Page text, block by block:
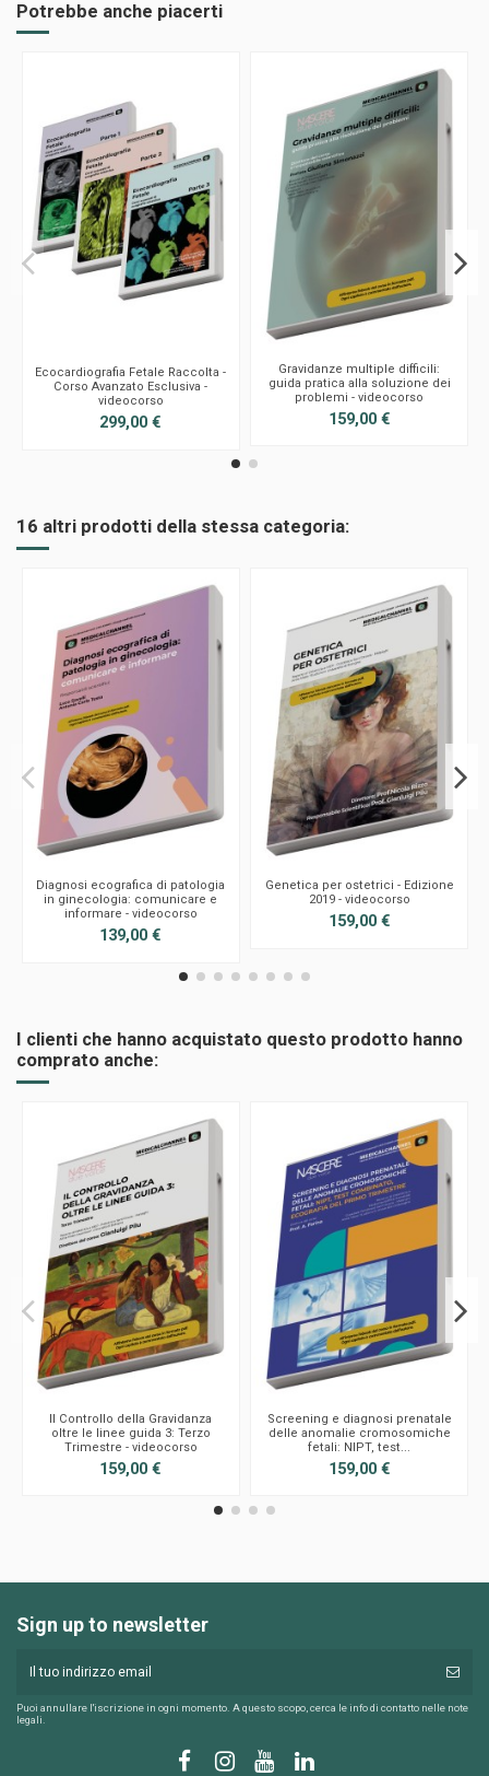
Potrebbe anche piacerti
Ecocardiografia Fetale Raccolta -
Corso Avanzato Esclusiva -
videocorso
299,00 €
Gravidanze multiple difficili:
guida pratica alla soluzione dei
problemi - videocorso
159,00 €
16 altri prodotti della stessa categoria:
Diagnosi ecografica di patologia
in ginecologia: comunicare e
informare - videocorso
139,00 €
Genetica per ostetrici - Edizione
2019 - videocorso
159,00 €
I clienti che hanno acquistato questo prodotto hanno
comprato anche:
Il Controllo della Gravidanza
oltre le linee guida 3: Terzo
Trimestre - videocorso
159,00 €
Screening e diagnosi prenatale
delle anomalie cromosomiche
fetali: NIPT, test...
159,00 €
Sign up to newsletter
Puoi annullare l'iscrizione in ogni momento. A questo scopo, cerca le info di contatto nelle note
legali.